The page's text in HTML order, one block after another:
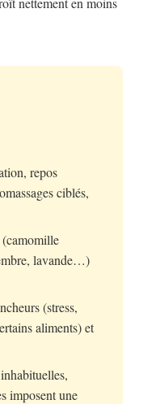
repos
ciblés,
(camomille
lavande…)
(stress,
aliments) et
imposent une